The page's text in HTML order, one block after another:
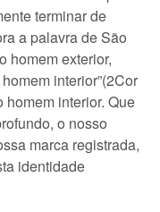
terminar de
a palavra de São
homem exterior,
interior”(2Cor
interior. Que
o nosso
marca registrada,
identidade